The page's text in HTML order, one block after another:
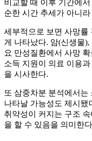
비교할 때 이후 기간에
순한 시간 추세가 아니
세부적으로 보면 사망률
게 나타났다. 암(신생물),
요 만성질환에서 사망
소득 지원이 의료 이용
을 시사한다.
또 삼중차분 분석에서는
나타날 가능성도 제시됐
취약성이 커지는 구조
을 할 수 있음을 의미한